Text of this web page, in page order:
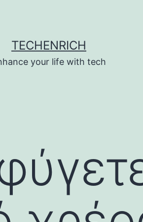
TECHENRICH
your life with tech